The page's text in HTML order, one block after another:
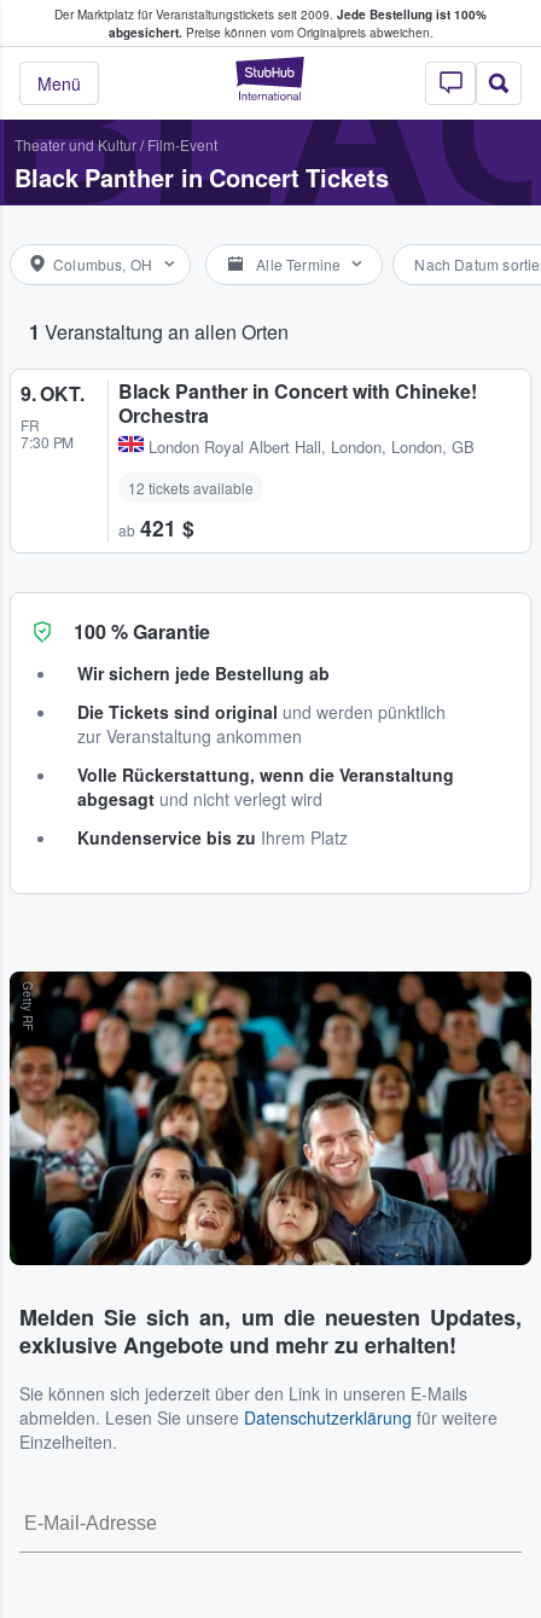
Der Marktplatz für Veranstaltungstickets seit 2009. Jede Bestellung ist 100%
abgesichert.Preise können vom Originalpreis abweichen.
StubHub - Wo
Menü
Tickets kaufen & verkaufen
Theater und Kultur/ Film-Event
Black Panther in Concert Tickets
Columbus, OH Alle Termine Nach Datum
1 Veranstaltung an allen Orten
9. OKT.
FR
7:30 PM
Black Panther in Concert with Chineke!
Orchestra
London Royal Albert Hall, London, London, GB
12 tickets available
ab 421 $
100 % Garantie
Wir sichern jede Bestellung ab
Die Tickets sind original und werden pünktlich
zur Veranstaltung ankommen
Volle Rückerstattung, wenn die Veranstaltung
abgesagt und nicht verlegt wird
Kundenservice bis zu Ihrem Platz
Getty RF
Melden Sie sich an, um die neuesten Updates,
exklusive Angebote und mehr zu erhalten!
Sie können sich jederzeit über den Link in unseren E-Mails
abmelden. Lesen Sie unsere Datenschutzerklärung für weitere
Einzelheiten.